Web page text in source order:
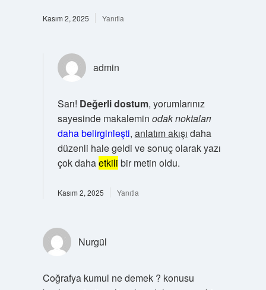
Kasım 2, 2025 Yanıtla
admin
Sarı! Değerli dostum, yorumlarınız
sayesinde makalemin odak noktaları
daha belirginleşti, anlatım akışı daha
düzenli hale geldi ve sonuç olarak yazı
çok dahaetkili bir metin oldu.
Kasım 2, 2025 Yanıtla
Nurgül
Coğrafya kumul ne demek ? konusu